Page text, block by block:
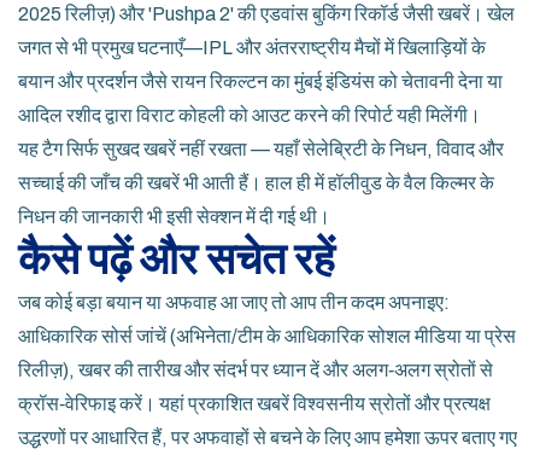
2025 रिलीज़) और 'Pushpa 2' की एडवांस बुकिंग रिकॉर्ड जैसी खबरें। खेल
जगत से भी प्रमुख घटनाएँ—IPL और अंतरराष्ट्रीय मैचों में खिलाड़ियों के
बयान और प्रदर्शन जैसे रायन रिकल्टन का मुंबई इंडियंस को चेतावनी देना या
आदिल रशीद द्वारा विराट कोहली को आउट करने की रिपोर्ट यही मिलेंगी।
यह टैग सिर्फ सुखद खबरें नहीं रखता — यहाँ सेलेब्रिटी के निधन, विवाद और
सच्चाई की जाँच की खबरें भी आती हैं। हाल ही में हॉलीवुड के वैल किल्मर के
निधन की जानकारी भी इसी सेक्शन में दी गई थी।
कैसे पढ़ें और सचेत रहें
जब कोई बड़ा बयान या अफवाह आ जाए तो आप तीन कदम अपनाइए:
आधिकारिक सोर्स जांचें (अभिनेता/टीम के आधिकारिक सोशल मीडिया या प्रेस
रिलीज़), खबर की तारीख और संदर्भ पर ध्यान दें और अलग‑अलग स्रोतों से
क्रॉस‑वेरिफाइ करें। यहां प्रकाशित खबरें विश्वसनीय स्रोतों और प्रत्यक्ष
उद्धरणों पर आधारित हैं, पर अफवाहों से बचने के लिए आप हमेशा ऊपर बताए गए